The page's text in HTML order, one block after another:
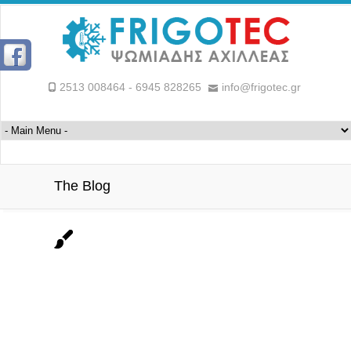
2513 008464 - 6945 828265 info@frigotec.gr
The Blog